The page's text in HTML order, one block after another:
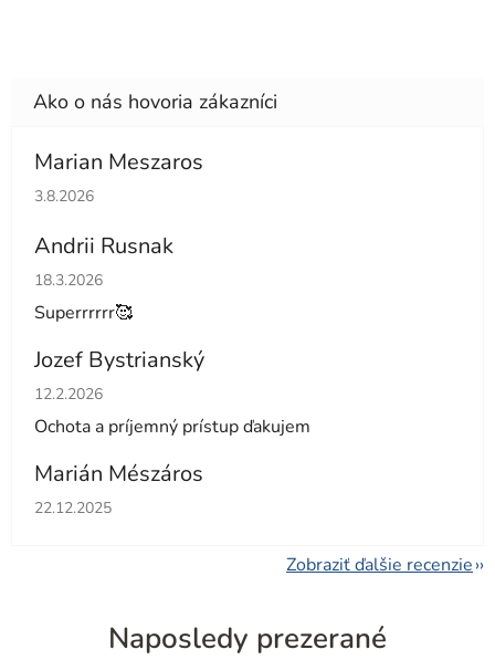
Marian Meszaros
Hodnotenie obchodu je 5 z 5 hviezdičiek.
3.8.2026
Andrii Rusnak
Hodnotenie obchodu je 5 z 5 hviezdičiek.
18.3.2026
Superrrrrr🥰
Jozef Bystrianský
Hodnotenie obchodu je 5 z 5 hviezdičiek.
12.2.2026
Ochota a príjemný prístup ďakujem
Marián Mészáros
Hodnotenie obchodu je 5 z 5 hviezdičiek.
22.12.2025
Zobraziť ďalšie recenzie
Naposledy prezerané